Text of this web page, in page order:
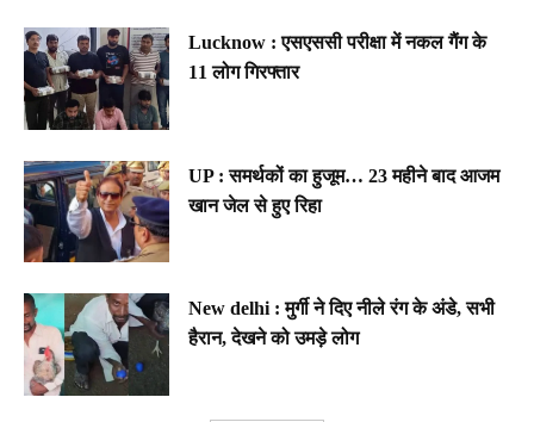
Lucknow : एसएससी परीक्षा में नकल गैंग के
11 लोग गिरफ्तार
UP : समर्थकों का हुजूम… 23 महीने बाद आजम
खान जेल से हुए रिहा
New delhi : मुर्गी ने दिए नीले रंग के अंडे, सभी
हैरान, देखने को उमड़े लोग